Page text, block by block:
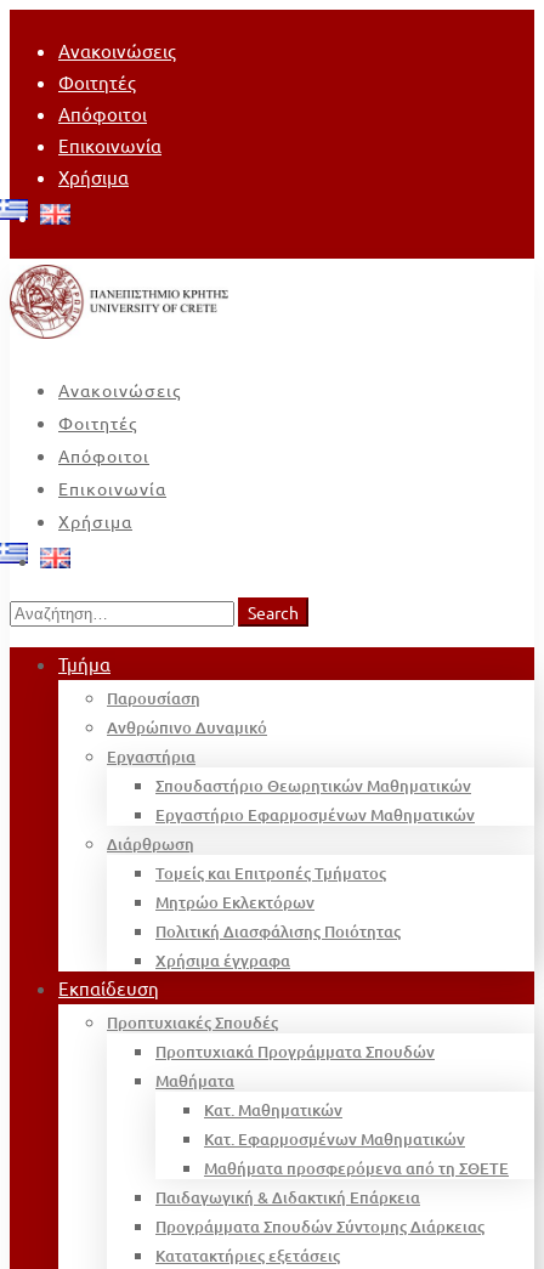
Ανακοινώσεις
Φοιτητές
Απόφοιτοι
Επικοινωνία
Χρήσιμα
Ανακοινώσεις
Φοιτητές
Απόφοιτοι
Επικοινωνία
Χρήσιμα
Search
for:
Search
Τμήμα
Παρουσίαση
Ανθρώπινο Δυναμικό
Εργαστήρια
Σπουδαστήριο Θεωρητικών Μαθηματικών
Εργαστήριο Εφαρμοσμένων Μαθηματικών
Διάρθρωση
Τομείς και Επιτροπές Τμήματος
Μητρώο Εκλεκτόρων
Πολιτική Διασφάλισης Ποιότητας
Χρήσιμα έγγραφα
Εκπαίδευση
Προπτυχιακές Σπουδές
Προπτυχιακά Προγράμματα Σπουδών
Μαθήματα
Κατ. Μαθηματικών
Κατ. Εφαρμοσμένων Μαθηματικών
Μαθήματα προσφερόμενα από τη ΣΘΕΤΕ
Παιδαγωγική & Διδακτική Επάρκεια
Προγράμματα Σπουδών Σύντομης Διάρκειας
Κατατακτήριες εξετάσεις